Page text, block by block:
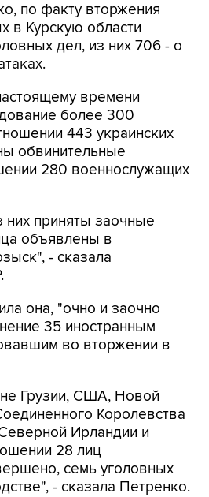
по факту вторжения
в Курскую области
дел, из них 706 - о
времени
более 300
443 украинских
обвинительные
280 военнослужащих
приняты заочные
объявлены в
- сказала
она, "очно и заочно
35 иностранным
во вторжении в
Грузии, США, Новой
Королевства
Ирландии и
28 лиц
семь уголовных
- сказала Петренко.